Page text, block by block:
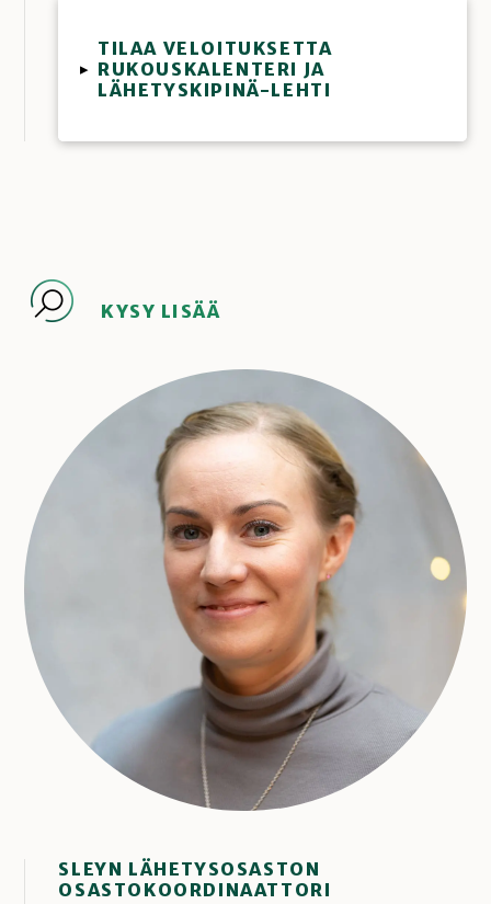
▸
TILAA VELOITUKSETTA
RUKOUSKALENTERI JA
LÄHETYSKIPINÄ-LEHTI
KYSY LISÄÄ
SLEYN LÄHETYSOSASTON
OSASTOKOORDINAATTORI